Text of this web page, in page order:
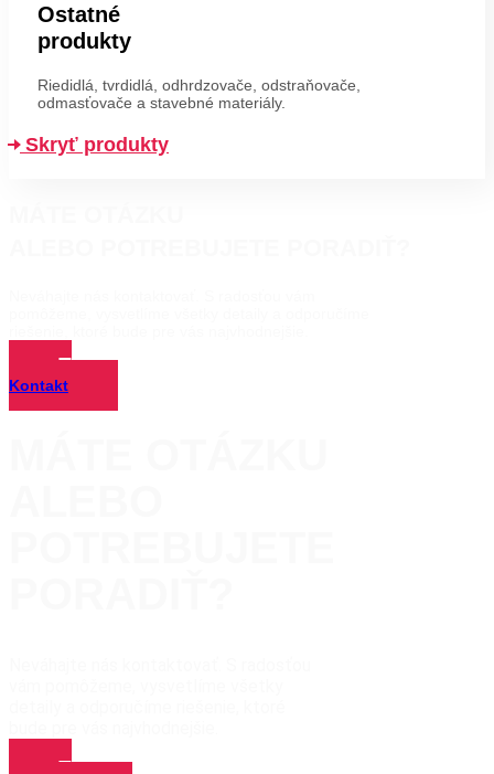
Ostatné
produkty
Riedidlá, tvrdidlá, odhrdzovače, odstraňovače,
odmasťovače a stavebné materiály.
Skryť produkty
Kontakt